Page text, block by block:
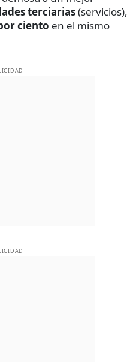
terciarias(servicios),
ciento en el mismo